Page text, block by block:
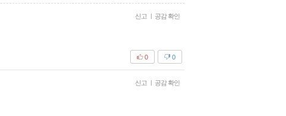
신고 | 공감 확인
0
0
신고 | 공감 확인